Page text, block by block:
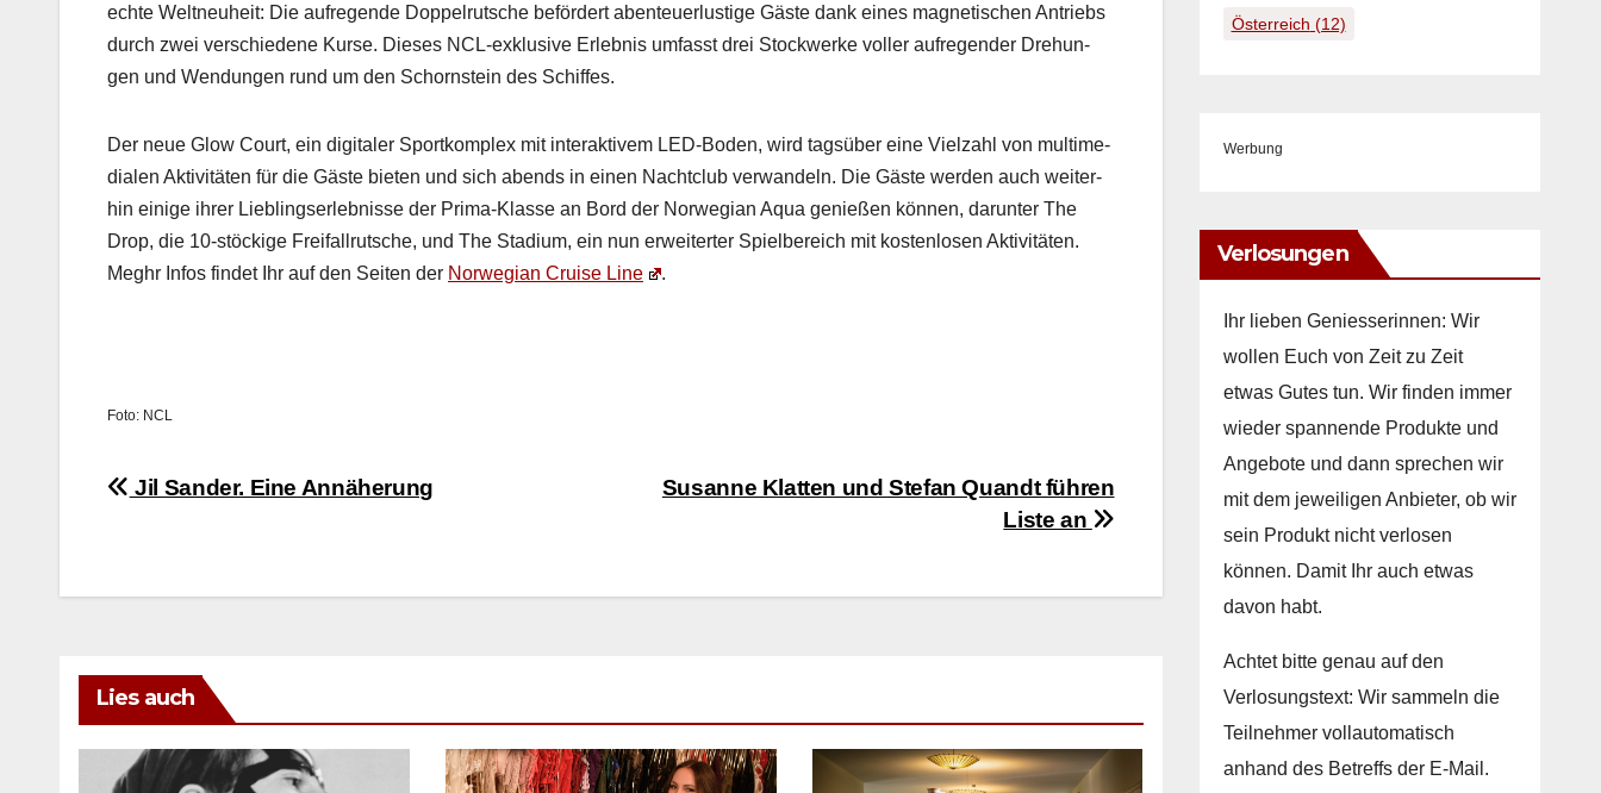
echte Welt­neuheit: Die aufre­gende Dop­pel­rutsche befördert aben­teuer­lustige Gäste dank eines mag­netis­chen Antriebs
durch zwei ver­schiedene Kurse. Dieses NCL-exk­lu­sive Erleb­nis umfasst drei Stock­w­erke voller aufre­gen­der Drehun­
gen und Wen­dun­gen rund um den Schorn­stein des Schiffes.
Der neue Glow Court, ein dig­i­taler Sportkom­plex mit inter­ak­tivem LED-Boden, wird tagsüber eine Vielzahl von mul­ti­me­
di­alen Aktiv­itäten für die Gäste bieten und sich abends in einen Nacht­club ver­wan­deln. Die Gäste wer­den auch weit­er­
hin einige ihrer Lieblingser­leb­nisse der Pri­ma-Klasse an Bord der Nor­we­gian Aqua genießen kön­nen, darunter The
Drop, die 10-stöck­ige Freifall­rutsche, und The Sta­di­um, ein nun erweit­ert­er Spiel­bere­ich mit kosten­losen Aktiv­itäten.
Meghr Infos find­et Ihr auf den Seit­en der Nor­we­gian Cruise Line .
Foto: NCL
Beitragsnavigation
Susanne Klatten und Stefan Quandt führen
Liste an
Jil Sander. Eine Annäherung
Lies auch
Österreich (12)
Werbung
Verlosungen
Ihr lieben Geniesserinnen: Wir
wollen Euch von Zeit zu Zeit
etwas Gutes tun. Wir finden immer
wieder spannende Produkte und
Angebote und dann sprechen wir
mit dem jeweiligen Anbieter, ob wir
sein Produkt nicht verlosen
können. Damit Ihr auch etwas
davon habt.
Achtet bitte genau auf den
Verlosungstext: Wir sammeln die
Teilnehmer vollautomatisch
anhand des Betreffs der E-Mail.